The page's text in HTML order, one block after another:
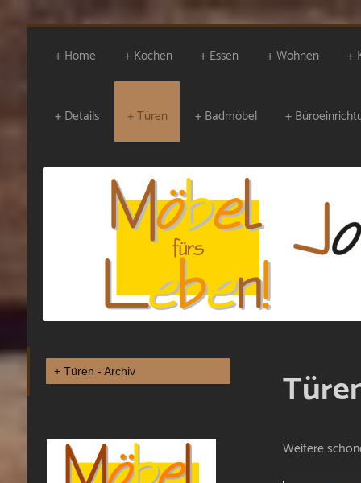
Home Kochen Essen Wohnen
Details Türen Badmöbel
Weitere
Türen - Archiv